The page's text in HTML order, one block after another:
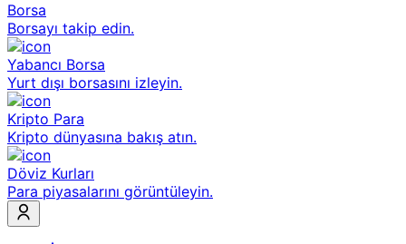
Borsa
Borsayı takip edin.
Yabancı Borsa
Yurt dışı borsasını izleyin.
Kripto Para
Kripto dünyasına bakış atın.
Döviz Kurları
Para piyasalarını görüntüleyin.